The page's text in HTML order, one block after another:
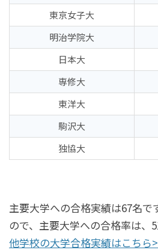
東京女子大
明治学院大
日本大
専修大
東洋大
駒沢大
独協大
主要大学への合格実績は67名で
ので、主要大学への合格率は、
他学校の大学合格実績はこちら